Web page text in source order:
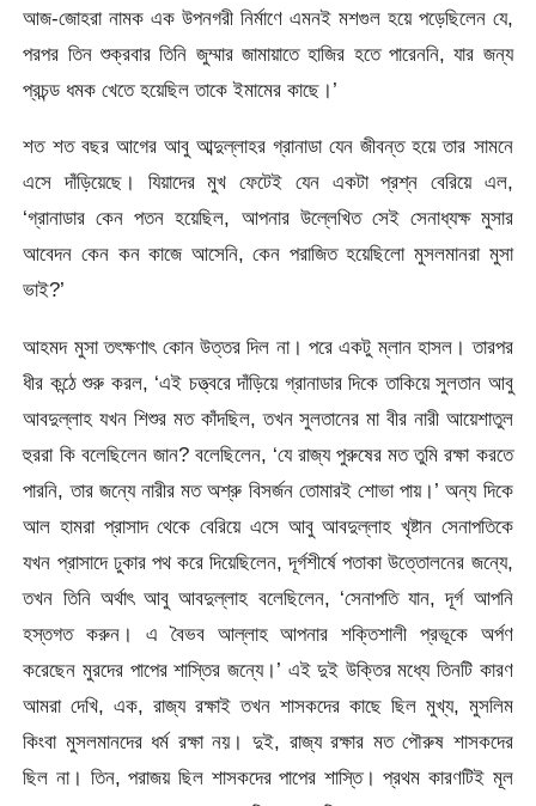
আজ-জোহরা নামক এক উপনগরী নির্মাণে এমনই মশগুল হয়ে পড়েছিলেন যে,
পরপর তিন শুক্রবার তিনি জুম্মার জামায়াতে হাজির হতে পারেননি, যার জন্য
প্রচন্ড ধমক খেতে হয়েছিল তাকে ইমামের কাছে।’
শত শত বছর আগের আবু আব্দুল্লাহর গ্রানাডা যেন জীবন্ত হয়ে তার সামনে
এসে দাঁড়িয়েছে। যিয়াদের মুখ ফেটেই যেন একটা প্রশ্ন বেরিয়ে এল,
‘গ্রানাডার কেন পতন হয়েছিল, আপনার উল্লেখিত সেই সেনাধ্যক্ষ মুসার
আবেদন কেন কন কাজে আসেনি, কেন পরাজিত হয়েছিলো মুসলমানরা মুসা
ভাই?’
আহমদ মুসা তৎক্ষণাৎ কোন উত্তর দিল না। পরে একটু ম্লান হাসল। তারপর
ধীর কন্ঠে শুরু করল, ‘এই চত্ত্বরে দাঁড়িয়ে গ্রানাডার দিকে তাকিয়ে সুলতান আবু
আবদুল্লাহ যখন শিশুর মত কাঁদছিল, তখন সুলতানের মা বীর নারী আয়েশাতুল
হুররা কি বলেছিলেন জান? বলেছিলেন, ‘যে রাজ্য পুরুষের মত তুমি রক্ষা করতে
পারনি, তার জন্যে নারীর মত অশ্রু বিসর্জন তোমারই শোভা পায়।’ অন্য দিকে
আল হামরা প্রাসাদ থেকে বেরিয়ে এসে আবু আবদুল্লাহ খৃষ্টান সেনাপতিকে
যখন প্রাসাদে ঢুকার পথ করে দিয়েছিলেন, দূর্গশীর্ষে পতাকা উত্তোলনের জন্যে,
তখন তিনি অর্থাৎ আবু আবদুল্লাহ বলেছিলেন, ‘সেনাপতি যান, দূর্গ আপনি
হস্তগত করুন। এ বৈভব আল্লাহ আপনার শক্তিশালী প্রভূকে অর্পণ
করেছেন মুরদের পাপের শাস্তির জন্যে।’ এই দুই উক্তির মধ্যে তিনটি কারণ
আমরা দেখি, এক, রাজ্য রক্ষাই তখন শাসকদের কাছে ছিল মুখ্য, মুসলিম
কিংবা মুসলমানদের ধর্ম রক্ষা নয়। দুই, রাজ্য রক্ষার মত পৌরুষ শাসকদের
ছিল না। তিন, পরাজয় ছিল শাসকদের পাপের শাস্তি। প্রথম কারণটিই মূল